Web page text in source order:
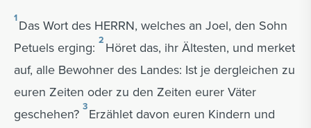
1Das Wort des HERRN, welches an Joel, den Sohn
Petuels erging: 2 Höret das, ihr Ältesten, und merket
auf, alle Bewohner des Landes: Ist je dergleichen zu
euren Zeiten oder zu den Zeiten eurer Väter
geschehen? 3Erzählet davon euren Kindern und